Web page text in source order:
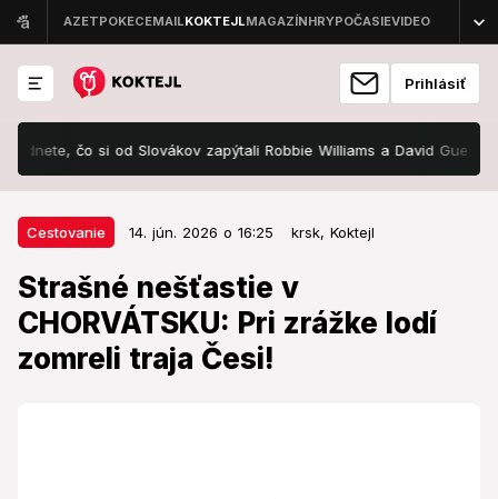
Prihlásiť
čo si od Slovákov zapýtali Robbie Williams a David Guetta! Ide o
Cestovanie 14. jún. 2026 o 16:25 krsk, Koktejl
Strašné nešťastie v
CHORVÁTSKU: Pri zrážke lodí
zomreli traja Česi!
Cestovanie 14. jún. 2026 o 16:25
Strašné nešťastie v
CHORVÁTSKU: Pri zrážke lodí
zomreli traja Česi!